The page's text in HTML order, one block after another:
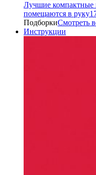
Лучшие компактные
помещаются в руку
ПодборкиСмотреть
Инструкции